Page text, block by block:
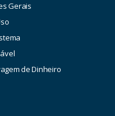
Gerais
de Dinheiro